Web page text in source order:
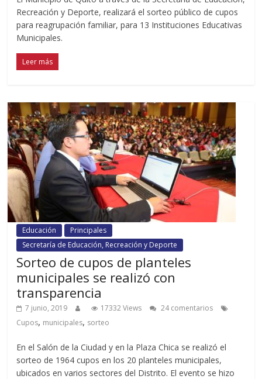
Recreación y Deporte, realizará el sorteo público de cupos
para reagrupación familiar, para 13 Instituciones Educativas
Municipales.
Leer más
Educación
Principales
Secretaría de Educación, Recreación y Deporte
Sorteo de cupos de planteles
municipales se realizó con
transparencia
7 junio, 2019 17332 Views
24 comentarios
Cupos, municipales, sorteo
En el Salón de la Ciudad y en la Plaza Chica se realizó el
sorteo de 1964 cupos en los 20 planteles municipales,
ubicados en varios sectores del Distrito. El evento se hizo